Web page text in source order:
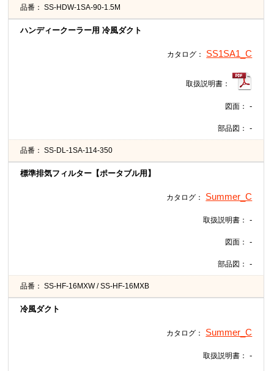
品番： SS-HDW-1SA-90-1.5M
ハンディークーラー用 冷風ダクト
カタログ： SS1SA1_C
取扱説明書：
図面： -
部品図： -
品番： SS-DL-1SA-114-350
標準排気フィルター【ポータブル用】
カタログ： Summer_C
取扱説明書： -
図面： -
部品図： -
品番： SS-HF-16MXW / SS-HF-16MXB
冷風ダクト
カタログ： Summer_C
取扱説明書： -